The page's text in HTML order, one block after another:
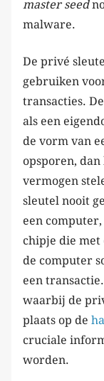
master seed
malware.
De privé
gebruiken
transacties.
als een
de vorm van
opsporen,
vermogen
sleutel nooit
een
chipje die
de computer
een
waarbij de
plaats op de
cruciale
worden.